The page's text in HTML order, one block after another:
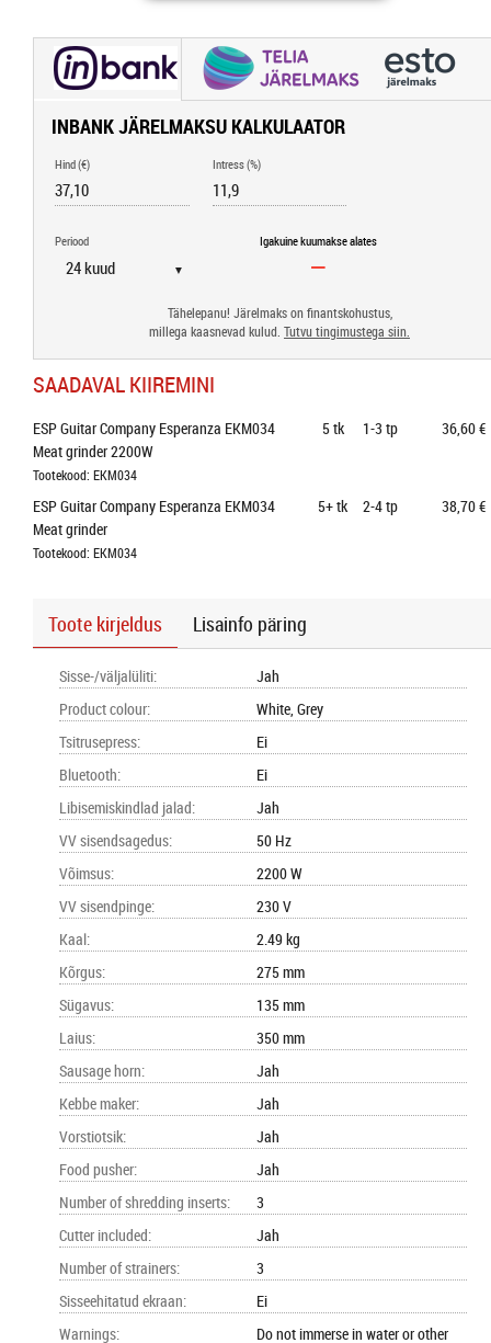
INBANK JÄRELMAKSU KALKULAATOR
Hind (€) Intress (%)
Periood
▼
Igakuine kuumakse alates
Tähelepanu! Järelmaks on finantskohustus,
millega kaasnevad kulud. Tutvu tingimustega siin.
SAADAVAL KIIREMINI
ESP Guitar Company Esperanza EKM034
Meat grinder 2200W
Tootekood: EKM034
5tk 1-3 tp 36,60 €
ESP Guitar Company Esperanza EKM034
Meat grinder
Tootekood: EKM034
5+tk 2-4 tp 38,70 €
Toote kirjeldus Lisainfo päring
Sisse-/väljalüliti:
Jah
Product colour:
White, Grey
Tsitrusepress:
Ei
Bluetooth:
Ei
Libisemiskindlad jalad:
Jah
VV sisendsagedus:
50 Hz
Võimsus:
2200 W
VV sisendpinge:
230 V
Kaal:
2.49 kg
Kõrgus:
275 mm
Sügavus:
135 mm
Laius:
350 mm
Sausage horn:
Jah
Kebbe maker:
Jah
Vorstiotsik:
Jah
Food pusher:
Jah
Number of shredding inserts:
3
Cutter included:
Jah
Number of strainers:
3
Sisseehitatud ekraan:
Ei
Warnings: Do not immerse in water or other